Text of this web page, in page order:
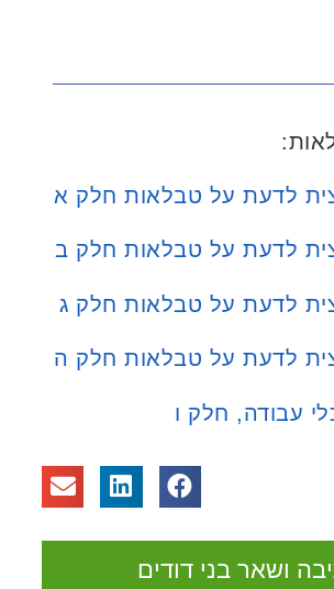
לדעת על טבלאות חלק א
לדעת על טבלאות חלק ב
לדעת על טבלאות חלק ג
לדעת על טבלאות חלק ה
עבודה, חלק ו
ושאר בני דודים